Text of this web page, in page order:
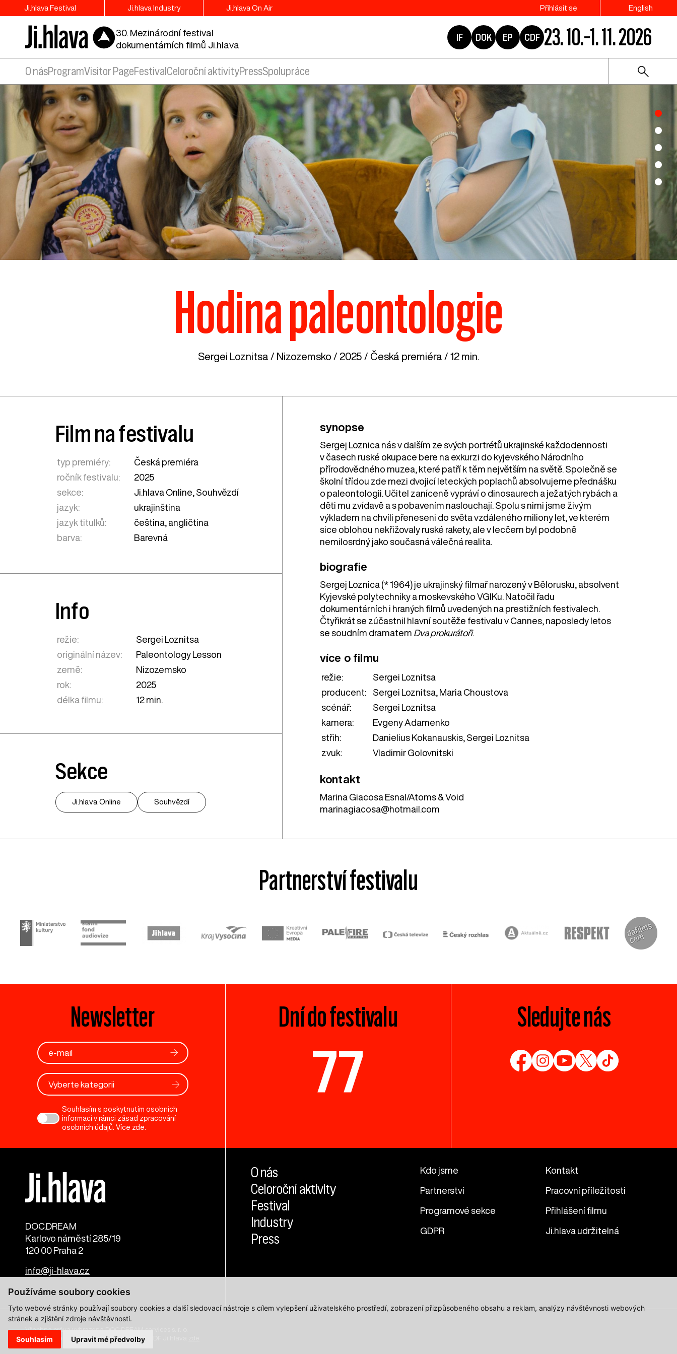
Používáme soubory cookies
Tyto webové stránky používají soubory cookies a další sledovací nástroje s cílem vylepšení uživatelského prostředí, zobrazení přizpůsobeného obsahu a reklam, analýzy návštěvnosti webových
stránek a zjištění zdroje návštěvnosti.
Souhlasím Upravit mé předvolby
Ji.hlava Festival Ji.hlava Industry Ji.hlava On Air Přihlásit se English
30. Mezinárodní festival
dokumentárních filmů Ji.hlava
IF DOK EP CDF 23. 10.–1. 11. 2026
O násProgramVisitor PageFestival Celoroční aktivityPressSpolupráce
Hodina paleontologie
Sergei Loznitsa / Nizozemsko / 2025 / Česká premiéra / 12 min.
synopse
Sergej Loznica nás v dalším ze svých portrétů ukrajinské každodennosti
v časech ruské okupace bere na exkurzi do kyjevského Národního
přírodovědného muzea, které patří k těm největším na světě. Společně se
školní třídou zde mezi dvojicí leteckých poplachů absolvujeme přednášku
o paleontologii. Učitel zaníceně vypráví o dinosaurech a ježatých rybách a
děti mu zvídavě a s pobavením naslouchají. Spolu s nimi jsme živým
výkladem na chvíli přeneseni do světa vzdáleného miliony let, ve kterém
sice oblohou nekřižovaly ruské rakety, ale v lecčem byl podobně
nemilosrdný jako současná válečná realita.
biografie
Sergej Loznica (* 1964) je ukrajinský filmař narozený v Bělorusku, absolvent
Kyjevské polytechniky a moskevského VGIKu. Natočil řadu
dokumentárních i hraných filmů uvedených na prestižních festivalech.
Čtyřikrát se zúčastnil hlavní soutěže festivalu v Cannes, naposledy letos
se soudním dramatem Dva prokurátoři.
více o filmu
režie:
Sergei Loznitsa
producent:
Sergei Loznitsa, Maria Choustova
scénář:
Sergei Loznitsa
kamera:
Evgeny Adamenko
střih:
Danielius Kokanauskis, Sergei Loznitsa
zvuk:
Vladimir Golovnitski
kontakt
Marina Giacosa Esnal/Atoms & Void
marinagiacosa@hotmail.com
Film na festivalu
typ premiéry:
Česká premiéra
ročník festivalu:
2025
sekce:
Ji.hlava Online Souhvězdí
jazyk:
ukrajinština
jazyk titulků:
čeština, angličtina
barva:
Barevná
Info
režie:
Sergei Loznitsa
originální název:
Paleontology Lesson
země:
Nizozemsko
rok:
2025
délka filmu:
12 min.
Sekce
Ji.hlava Online Souhvězdí
Partnerství festivalu
Newsletter
Vyberte kategorii
Souhlasím s poskytnutím osobních
informací v rámci zásad zpracování
osobních údajů. Více zde
Dní do festivalu
77
Sledujte nás
DOC.DREAM​
Karlovo náměstí 285/19
120 00 Praha 2
info@ji-hlava.cz
O nás
Celoroční aktivity
Festival
Industry
Press
Kdo jsme Kontakt
Partnerství Pracovní příležitosti
Programové sekce Přihlášení filmu
GDPR Ji.hlava udržitelná
Všechna práva vyhrazena DOC.DREAM services s. r. o.
Zásady zpracování osobních údajů pro MFDF Ji.hlava